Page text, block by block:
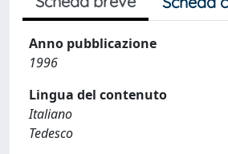
Anno pubblicazione
1996
Lingua del contenuto
Italiano
Tedesco